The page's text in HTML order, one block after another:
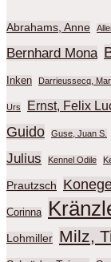
Abrahams, Anne
Bernhard Mona
Inken Darrieussecq,
Urs Ernst, Felix
Guido
Guse, Juan S.
Julius
Kennel Odile
Prautzsch
Corinna
Lohmiller Milz,